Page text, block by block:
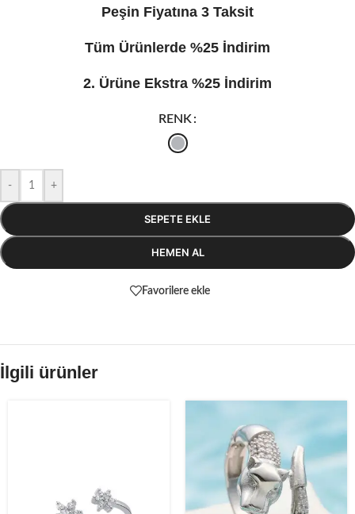
Peşin Fiyatına 3 Taksit
Tüm Ürünlerde %25 İndirim
2. Ürüne Ekstra %25 İndirim
RENK
- +
SEPETE EKLE
HEMEN AL
Favorilere ekle
İlgili ürünler